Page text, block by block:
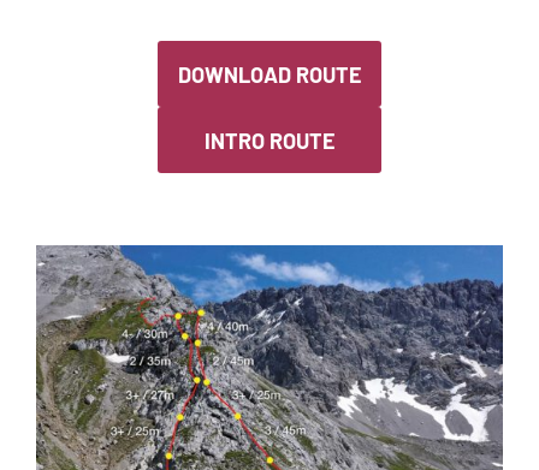
DOWNLOAD ROUTE
INTRO ROUTE